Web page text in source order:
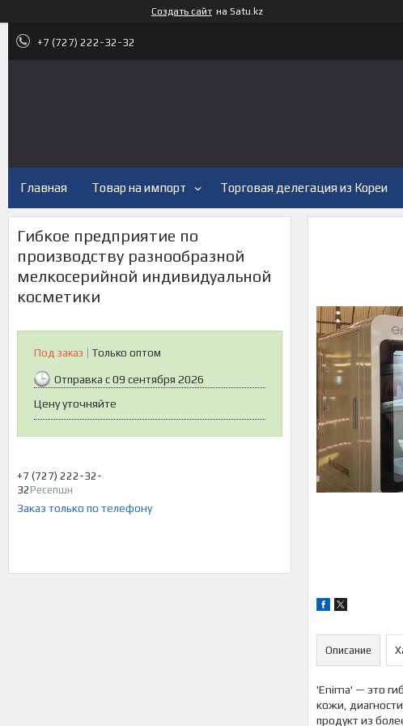
Создать сайт на Satu.kz
+7 (727) 222-32-32
Главная Товар на импорт Торговая делегация из Кореи
Гибкое предприятие по
производству разнообразной
мелкосерийной индивидуальной
косметики
Под заказ Только оптом
Отправка с 09 сентября 2026
Цену уточняйте
+7 (727) 222-32-
32 Ресепшн
Заказ только по телефону
Описание
'Enima' — это
кожи,
продукт из